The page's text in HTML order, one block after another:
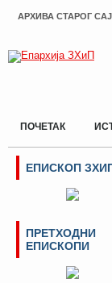
АРХИВА СТАРОГ
ПОЧЕТАК
ЕПИСКОП
ПРЕТХОДНИ
ЕПИСКОПИ